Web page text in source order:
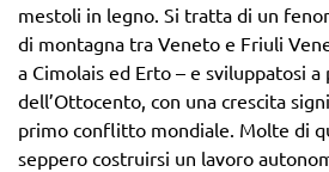
mestoli in legno. Si tratta di un
di montagna tra Veneto e Friuli
a Cimolais ed Erto – e sviluppatosi
dell’Ottocento, con una crescita
primo conflitto mondiale. Molte di
seppero costruirsi un lavoro